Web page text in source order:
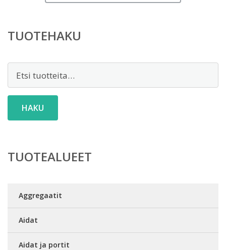
TUOTEHAKU
HAKU
TUOTEALUEET
Aggregaatit
Aidat
Aidat ja portit